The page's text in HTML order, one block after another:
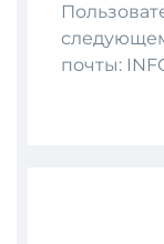
почты: